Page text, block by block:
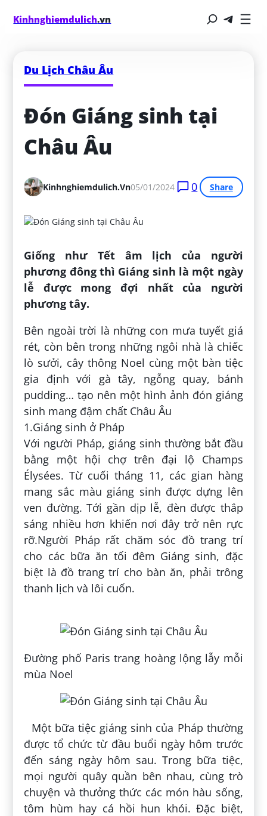
Kinhnghiemdulich.vn
Du Lịch Châu Âu
Đón Giáng sinh tại
Châu Âu
Kinhnghiemdulich.vn05/01/2024 0 Share
Giống như Tết âm lịch của người
phương đông thì Giáng sinh là một ngày
lễ được mong đợi nhất của người
phương tây.
Bên ngoài trời là những con mưa tuyết giá
rét, còn bên trong những ngôi nhà là chiếc
lò sưởi, cây thông Noel cùng một bàn tiệc
gia định với gà tây, ngỗng quay, bánh
pudding… tạo nên một hình ảnh đón giáng
sinh mang đậm chất Châu Âu
1.Giáng sinh ở Pháp
Với người Pháp, giáng sinh thường bắt đầu
bằng một hội chợ trên đại lộ Champs
Élysées. Từ cuối tháng 11, các gian hàng
mang sắc màu giáng sinh được dựng lên
ven đường. Tới gần dịp lễ, đèn được thắp
sáng nhiều hơn khiến nơi đây trở nên rực
rỡ.Người Pháp rất chăm sóc đồ trang trí
cho các bữa ăn tối đêm Giáng sinh, đặc
biệt là đồ trang trí cho bàn ăn, phải trông
thanh lịch và lôi cuốn.
Đường phố Paris trang hoàng lộng lẫy mỗi
mùa Noel
Một bữa tiệc giáng sinh của Pháp thường
được tổ chức từ đầu buổi ngày hôm trước
đến sáng ngày hôm sau. Trong bữa tiệc,
mọi người quây quần bên nhau, cùng trò
chuyện và thưởng thức các món hàu sống,
tôm hùm hay cá hồi hun khói. Đặc biệt,